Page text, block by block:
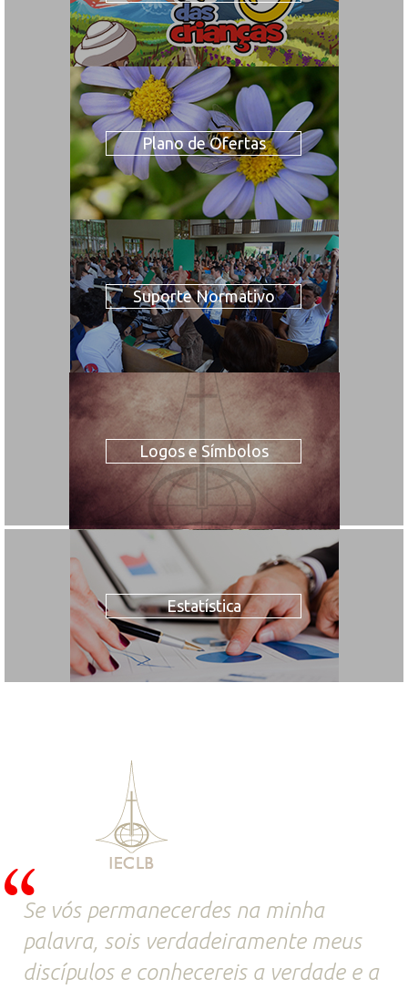
Plano de Ofertas
Suporte Normativo
Logos e Símbolos
Estatística
Se vós permanecerdes na minha
palavra, sois verdadeiramente meus
discípulos e conhecereis a verdade e a